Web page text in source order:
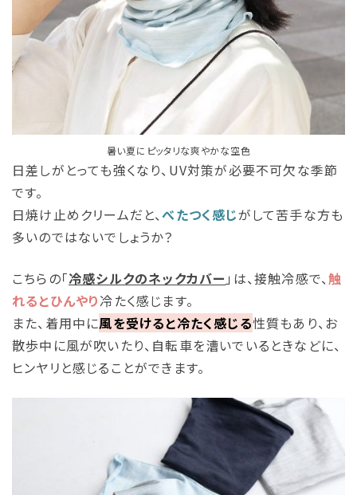
暑い夏にピッタリな爽やかな空色
日差しがとっても強くなり、UV対策が必要不可欠な季節
です。
日焼け止めクリームだと、べたつく感じがして苦手な方も
多いのではないでしょうか？
こちらの「冷感シルクのネックカバー 」は、接触冷感で、触
れるとひんやり冷たく感じます。
また、着用中に風を受けると冷たく感じる性質もあり、お
散歩中に風が吹いたり、自転車を漕いでいるときなどに、
ヒンヤリと感じることができます。